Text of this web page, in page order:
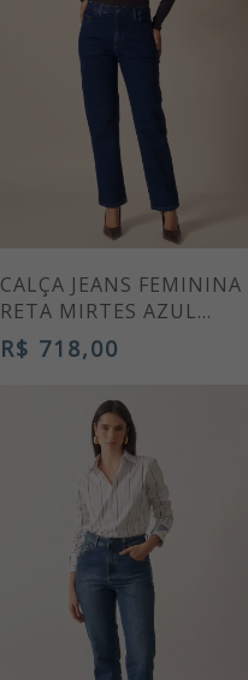
CALÇA JEANS FEMININA
RETA MIRTES AZUL
MARINHO
R$ 718,00